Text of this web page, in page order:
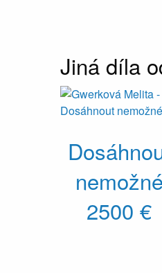
Jiná díla
nemožné
2500 €